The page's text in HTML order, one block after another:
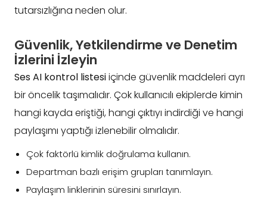
tutarsızlığına neden olur.
Güvenlik, Yetkilendirme ve Denetim
İzlerini İzleyin
Ses AI kontrol listesiiçinde güvenlik maddeleri ayrı
bir öncelik taşımalıdır. Çok kullanıcılı ekiplerde kimin
hangi kayda eriştiği, hangi çıktıyı indirdiği ve hangi
paylaşımı yaptığı izlenebilir olmalıdır.
Çok faktörlü kimlik doğrulama kullanın.
Departman bazlı erişim grupları tanımlayın.
Paylaşım linklerinin süresini sınırlayın.